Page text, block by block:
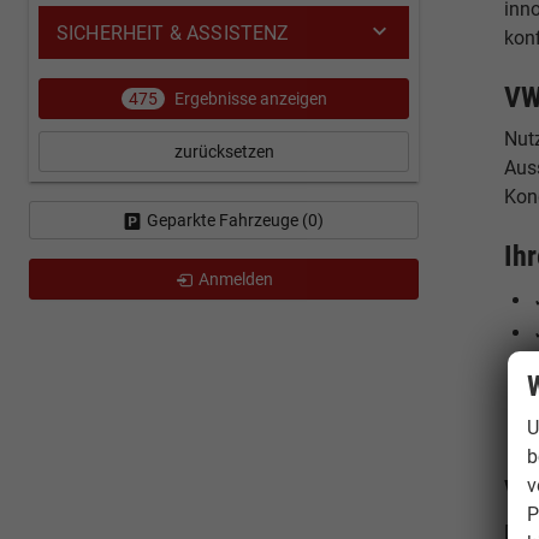
SICHERHEIT & ASSISTENZ
475 Ergebnisse anzeigen
zurücksetzen
Geparkte Fahrzeuge (0)
Anmelden